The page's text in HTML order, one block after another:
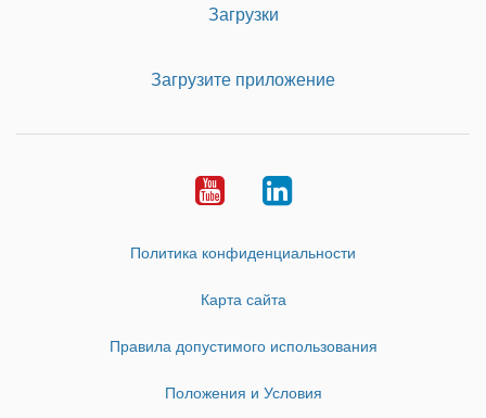
Загрузки
Загрузите приложение
YoutubeLinkedIn
Политика конфиденциальности
Карта сайта
Правила допустимого использования
Положения и Условия